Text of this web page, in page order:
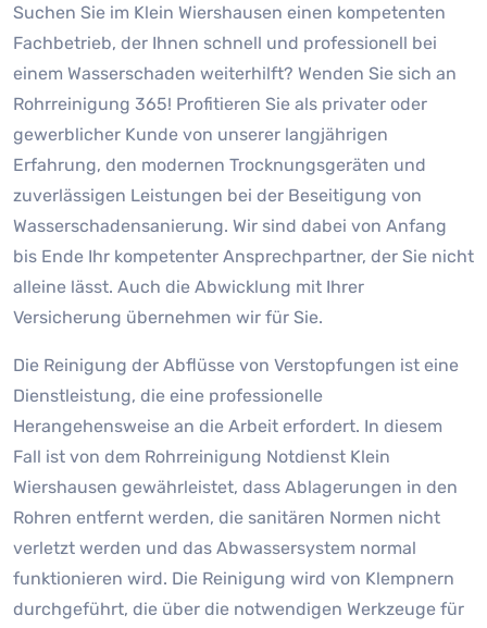
Suchen Sie im Klein Wiershausen einen kompetenten
Fachbetrieb, der Ihnen schnell und professionell bei
einem Wasserschaden weiterhilft? Wenden Sie sich an
Rohrreinigung 365! Profitieren Sie als privater oder
gewerblicher Kunde von unserer langjährigen
Erfahrung, den modernen Trocknungsgeräten und
zuverlässigen Leistungen bei der Beseitigung von
Wasserschadensanierung. Wir sind dabei von Anfang
bis Ende Ihr kompetenter Ansprechpartner, der Sie nicht
alleine lässt. Auch die Abwicklung mit Ihrer
Versicherung übernehmen wir für Sie.
Die Reinigung der Abflüsse von Verstopfungen ist eine
Dienstleistung, die eine professionelle
Herangehensweise an die Arbeit erfordert. In diesem
Fall ist von dem Rohrreinigung Notdienst Klein
Wiershausen gewährleistet, dass Ablagerungen in den
Rohren entfernt werden, die sanitären Normen nicht
verletzt werden und das Abwassersystem normal
funktionieren wird. Die Reinigung wird von Klempnern
durchgeführt, die über die notwendigen Werkzeuge für